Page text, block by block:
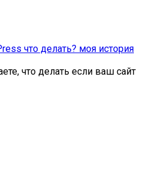
что делать? моя история
что делать если ваш сайт